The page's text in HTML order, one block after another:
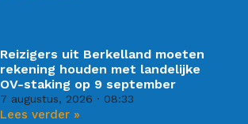
Reizigers uit Berkelland moeten
rekening houden met landelijke
OV-staking op 9 september
7 augustus, 2026 08:33
Lees verder »